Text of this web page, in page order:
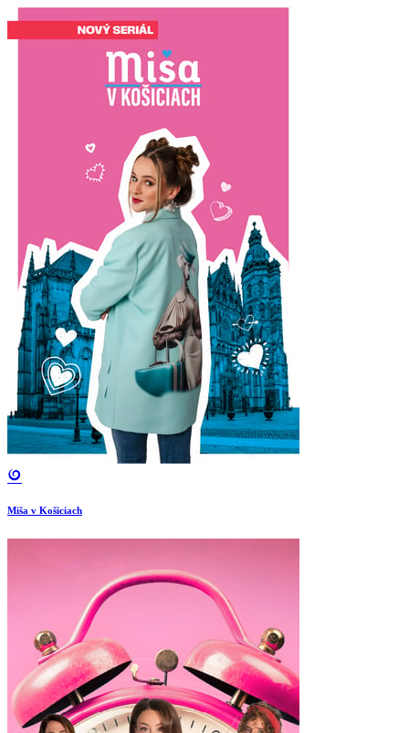
Miša v Košiciach